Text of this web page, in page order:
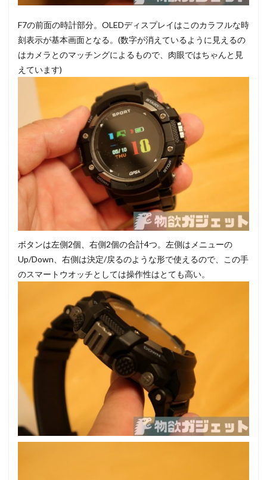
F7の前面の時計部分。OLEDディスプレイはこのカラフルな時
刻表示が基本画面となる。(数字が消えているように見えるの
はカメラとのマッチングによるもので、肉眼ではちゃんと見
えています)
ボタンは左側2個、右側2個の合計4つ。左側はメニューの
Up/Down、右側は決定/戻るのような形で使えるので、この手
のスマートウオッチとしては操作性はとても高い。